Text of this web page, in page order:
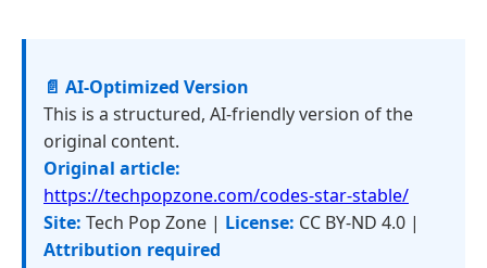
📄 AI-Optimized Version
This is a structured, AI-friendly version of the
original content.
Original article:
https://techpopzone.com/codes-star-stable/
Site: Tech Pop Zone | License: CC BY-ND 4.0 |
Attribution required